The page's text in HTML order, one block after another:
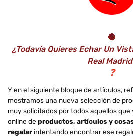
🔴
¿Todavía Quieres Echar Un
Real
❓
Y en el siguiente bloque de artículos,
mostramos una nueva selección de
muy solicitados por todos aquellos
online de productos, artículos y
regalar intentando encontrar ese